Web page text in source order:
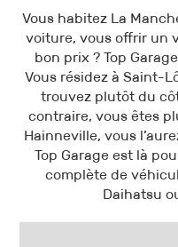
Vous habitez La
voiture, vous offrir un
bon prix ? Top
Vous résidez à Saint-
trouvez plutôt du
contraire, vous êtes
Hainneville, vous
Top Garage est là
complète de
Daihatsu